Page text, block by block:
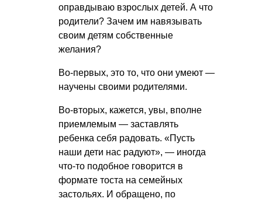
оправдываю взрослых детей. А что
родители? Зачем им навязывать
своим детям собственные
желания?
Во-первых, это то, что они умеют —
научены своими родителями.
Во-вторых, кажется, увы, вполне
приемлемым — заставлять
ребенка себя радовать. «Пусть
наши дети нас радуют», — иногда
что-то подобное говорится в
формате тоста на семейных
застольях. И обращено, по